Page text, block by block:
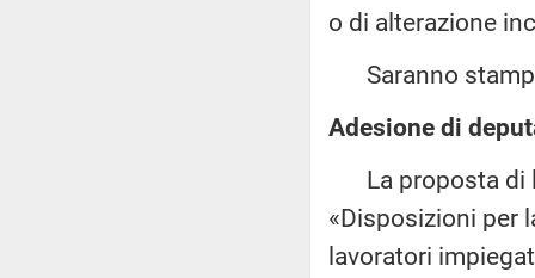
o di alterazione
Saranno
Adesione di
La proposta di
«Disposizioni per
lavoratori